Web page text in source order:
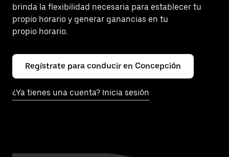
brinda la flexibilidad necesaria para establecer tu
propio horario y generar ganancias en tu
propio horario.
Regístrate para conducir en Concepción
¿Ya tienes una cuenta? Inicia sesión